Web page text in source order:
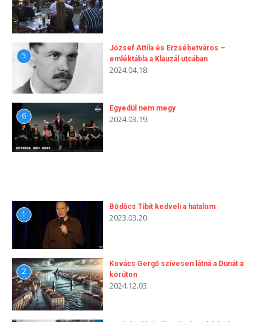
5
József Attila és Erzsébetváros –
emléktábla a Klauzál utcában
2024.04.18.
6
Egyedül nem megy
2024.03.19.
1
Bödőcs Tibit kedveli a hatalom
2023.03.20.
2
Kovács Gergő szívesen látná a Dunát a
körúton
2024.12.03.